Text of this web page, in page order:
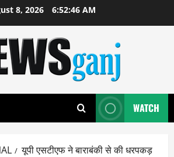
8, 2026 6:52:46 AM
WATCH
यूपी एसटीएफ ने बाराबंकी से की धरपकड़